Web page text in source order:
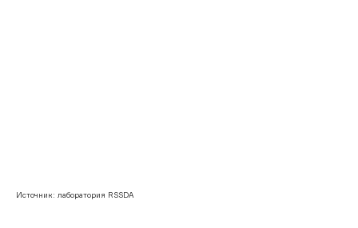
Источник: лаборатория RSSDA